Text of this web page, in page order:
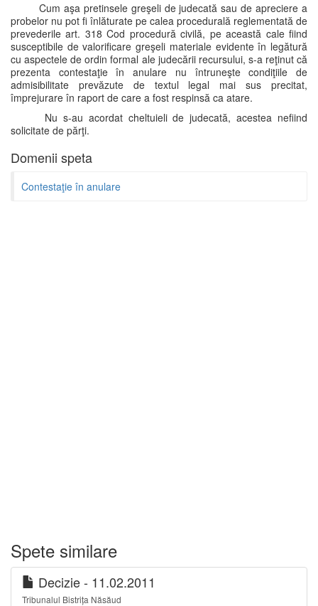
Cum aşa pretinsele greşeli de judecată sau de apreciere a
probelor nu pot fi înlăturate pe calea procedurală reglementată de
prevederile art. 318 Cod procedură civilă, pe această cale fiind
susceptibile de valorificare greşeli materiale evidente în legătură
cu aspectele de ordin formal ale judecării recursului, s-a reţinut că
prezenta contestaţie în anulare nu întruneşte condiţiile de
admisibilitate prevăzute de textul legal mai sus precitat,
împrejurare în raport de care a fost respinsă ca atare.
Nu s-au acordat cheltuieli de judecată, acestea nefiind
solicitate de părţi.
Domenii speta
Contestaţie în anulare
Spete similare
Decizie - 11.02.2011
Tribunalul Bistrița Năsăud